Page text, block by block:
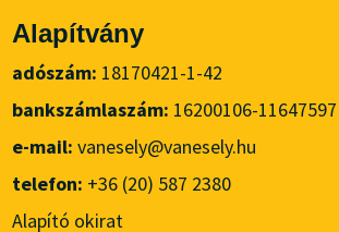
Alapítvány
adószám: 18170421-1-42
bankszámlaszám: 16200106-11647597
e-mail:vanesely@vanesely.hu
telefon: +36 (20) 587 2380
Alapító okirat